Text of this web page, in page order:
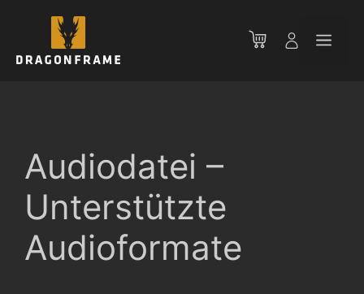
springen
Audiodatei –
Unterstützte
Audioformate